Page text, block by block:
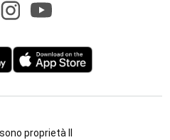
proprietà Il